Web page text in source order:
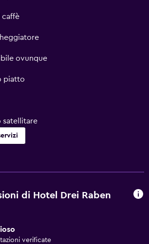
caffè
ovunque
piatto
satellitare
mobile
di Hotel Drei Raben
verificate